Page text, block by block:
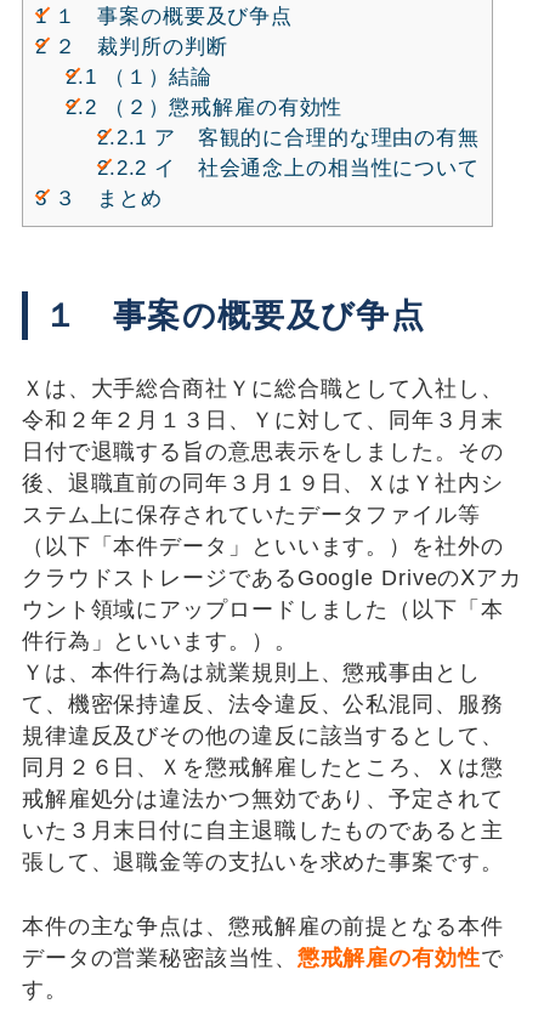
1１ 事案の概要及び争点
2２ 裁判所の判断
2.1 （１）結論
2.2 （２）懲戒解雇の有効性
2.2.1 ア 客観的に合理的な理由の有無
2.2.2 イ 社会通念上の相当性について
3３ まとめ
１ 事案の概要及び争点
Ｘは、大手総合商社Ｙに総合職として入社し、
令和２年２月１３日、Ｙに対して、同年３月末
日付で退職する旨の意思表示をしました。その
後、退職直前の同年３月１９日、ＸはＹ社内シ
ステム上に保存されていたデータファイル等
（以下「本件データ」といいます。）を社外の
クラウドストレージであるGoogle DriveのⅩアカ
ウント領域にアップロードしました（以下「本
件行為」といいます。）。
Ｙは、本件行為は就業規則上、懲戒事由とし
て、機密保持違反、法令違反、公私混同、服務
規律違反及びその他の違反に該当するとして、
同月２６日、Ｘを懲戒解雇したところ、Ｘは懲
戒解雇処分は違法かつ無効であり、予定されて
いた３月末日付に自主退職したものであると主
張して、退職金等の支払いを求めた事案です。
本件の主な争点は、懲戒解雇の前提となる本件
データの営業秘密該当性、 懲戒解雇の有効性で
す。